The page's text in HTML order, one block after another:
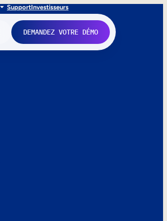
SupportInvestisseurs
DEMANDEZ VOTRE DÉMO